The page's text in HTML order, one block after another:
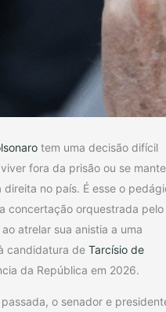
tem uma decisão difícil
fora da prisão ou se
no país. É esse o
concertação orquestrada pelo
atrelar sua anistia a uma
candidatura de Tarcísio de
da República em 2026.
o senador e